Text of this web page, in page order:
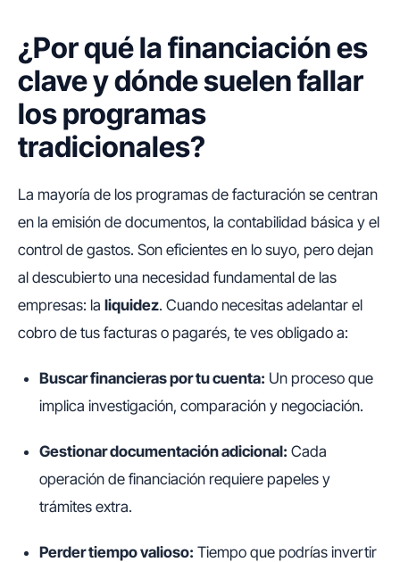
¿Por qué la financiación es
clave y dónde suelen fallar
los programas
tradicionales?
La mayoría de los programas de facturación se centran
en la emisión de documentos, la contabilidad básica y el
control de gastos. Son eficientes en lo suyo, pero dejan
al descubierto una necesidad fundamental de las
empresas: la liquidez. Cuando necesitas adelantar el
cobro de tus facturas o pagarés, te ves obligado a:
Buscar financieras por tu cuenta: Un proceso que
implica investigación, comparación y negociación.
Gestionar documentación adicional: Cada
operación de financiación requiere papeles y
trámites extra.
Perder tiempo valioso: Tiempo que podrías invertir